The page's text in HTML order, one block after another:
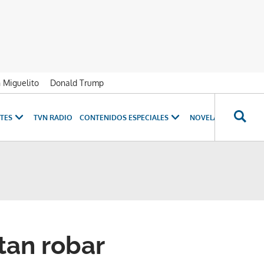
Miguelito Donald Trump
TVN RADIO CONTENIDOS ESPECIALES NOVELAS
robar